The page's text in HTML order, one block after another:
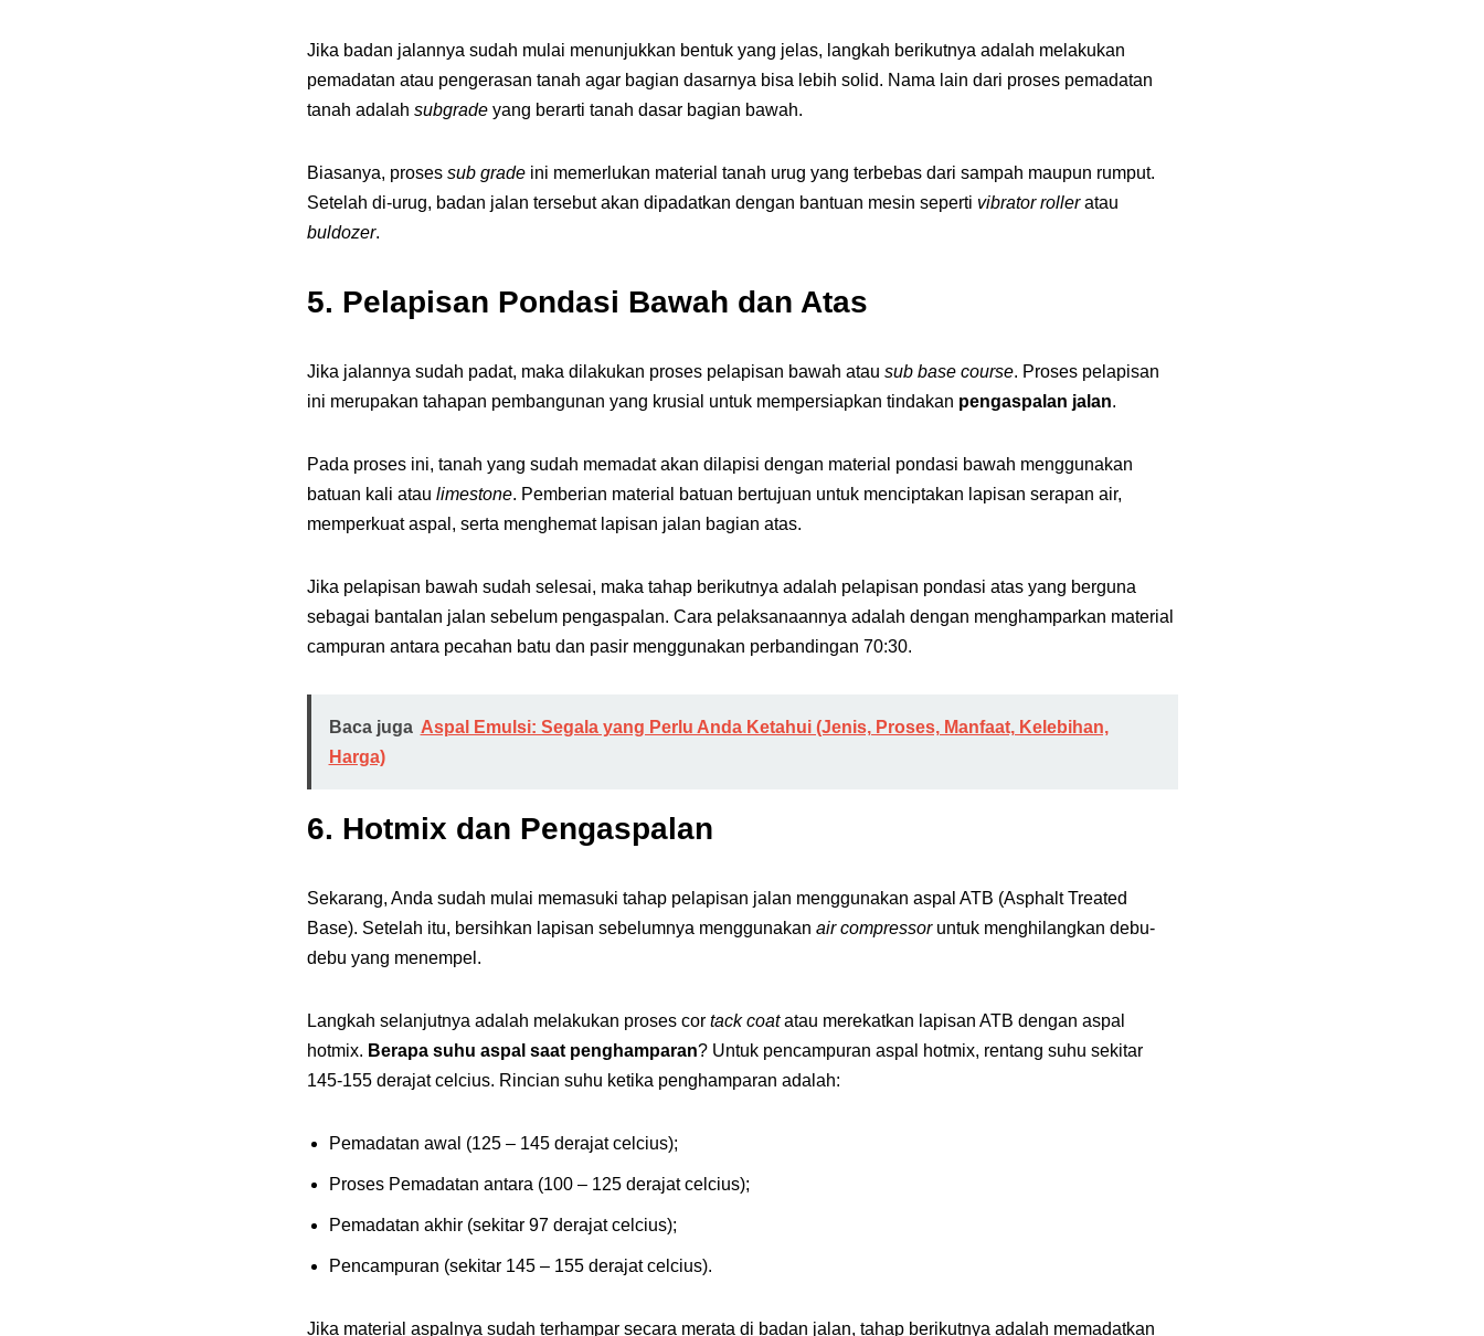
Jika badan jalannya sudah mulai menunjukkan bentuk yang jelas, langkah berikutnya adalah melakukan
pemadatan atau pengerasan tanah agar bagian dasarnya bisa lebih solid. Nama lain dari proses pemadatan
tanah adalah subgradeyang berarti tanah dasar bagian bawah.
Biasanya, proses sub gradeini memerlukan material tanah urug yang terbebas dari sampah maupun rumput.
Setelah di-urug, badan jalan tersebut akan dipadatkan dengan bantuan mesin seperti vibrator rolleratau
buldozer.
5. Pelapisan Pondasi Bawah dan Atas
Jika jalannya sudah padat, maka dilakukan proses pelapisan bawah atau sub base course. Proses pelapisan
ini merupakan tahapan pembangunan yang krusial untuk mempersiapkan tindakan pengaspalan jalan.
Pada proses ini, tanah yang sudah memadat akan dilapisi dengan material pondasi bawah menggunakan
batuan kali atau limestone. Pemberian material batuan bertujuan untuk menciptakan lapisan serapan air,
memperkuat aspal, serta menghemat lapisan jalan bagian atas.
Jika pelapisan bawah sudah selesai, maka tahap berikutnya adalah pelapisan pondasi atas yang berguna
sebagai bantalan jalan sebelum pengaspalan. Cara pelaksanaannya adalah dengan menghamparkan material
campuran antara pecahan batu dan pasir menggunakan perbandingan 70:30.
Baca juga Aspal Emulsi: Segala yang Perlu Anda Ketahui (Jenis, Proses, Manfaat, Kelebihan,
Harga)
6. Hotmix dan Pengaspalan
Sekarang, Anda sudah mulai memasuki tahap pelapisan jalan menggunakan aspal ATB (Asphalt Treated
Base). Setelah itu, bersihkan lapisan sebelumnya menggunakan air compressoruntuk menghilangkan debu-
debu yang menempel.
Langkah selanjutnya adalah melakukan proses cor tack coatatau merekatkan lapisan ATB dengan aspal
hotmix. Berapa suhu aspal saat penghamparan? Untuk pencampuran aspal hotmix, rentang suhu sekitar
145-155 derajat celcius. Rincian suhu ketika penghamparan adalah:
Pemadatan awal (125 – 145 derajat celcius);
Proses Pemadatan antara (100 – 125 derajat celcius);
Pemadatan akhir (sekitar 97 derajat celcius);
Pencampuran (sekitar 145 – 155 derajat celcius).
Jika material aspalnya sudah terhampar secara merata di badan jalan, tahap berikutnya adalah memadatkan